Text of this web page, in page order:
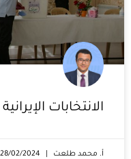
الانتخابات
أ. محمد طلعت